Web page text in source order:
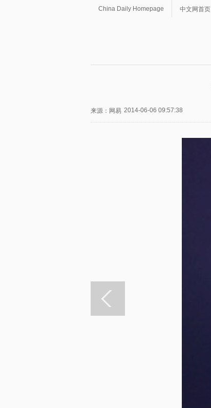
China Daily Homepage 中文网首页
来源：网易 2014-06-06 09:57:38